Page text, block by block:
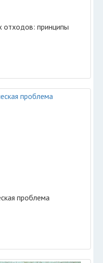
отходов: принципы
проблема